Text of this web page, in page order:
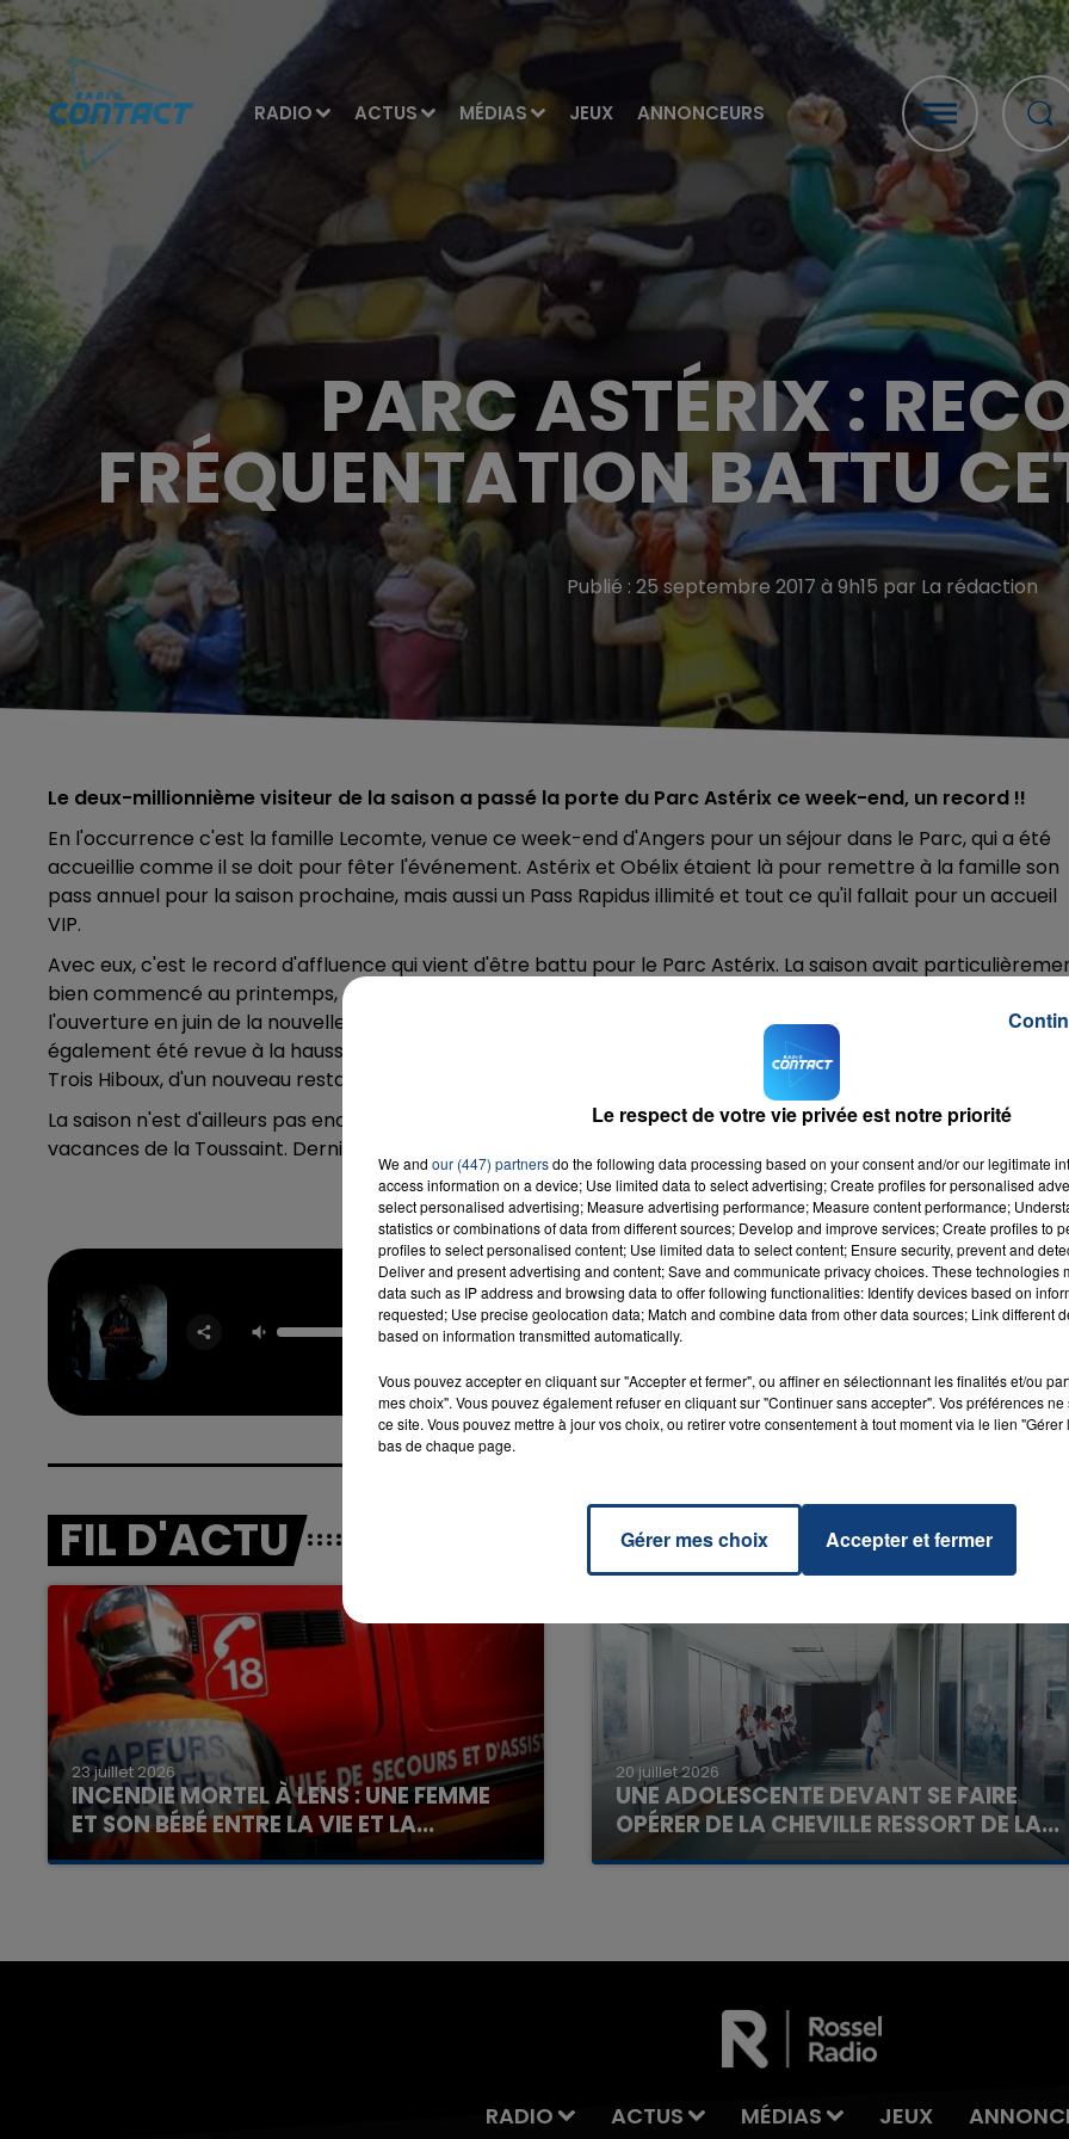
RADIO ACTUS MÉDIAS JEUX ANNONCEURS
PARC ASTÉRIX :
FRÉQUENTATION BATTU
Publié : 25 septembre 2017 à 9h15 par La rédaction
Le deux-millionnième visiteur de la saison a passé la porte du Parc Astérix ce week-end, un record !!
En l'occurrence c'est la famille Lecomte, venue ce week-end d'Angers pour un séjour dans le Parc, qui a été
accueillie comme il se doit pour fêter l'événement. Astérix et Obélix étaient là pour remettre à la famille son
pass annuel pour la saison prochaine, mais aussi un Pass Rapidus illimité et tout ce qu'il fallait pour un accueil
VIP.
Avec eux, c'est le record d'affluence qui vient d'être battu pour le Parc Astérix. La saison avait
bien commencé au printemps, grâce à une météo très favorable. Elle s'est bien poursuivie ensuite, avec
l'ouverture en juin de la nouvelle attraction Pégase Express. La capacité d'accueil en hébergement a
également été revue à la hausse avec l'ouverture d'une 50aine de chambres supplémentaires à l'hôtel des
Trois Hiboux, d'un nouveau restaurant et d'un nouvel espace de séminaire d'entreprises.
La saison n'est d'ailleurs pas encore terminée, elle se poursuit uniquement pendant les week-end et les
vacances de la Toussaint. Dernier jour d'ouverture avant la fermeture hivernale : le 5 novembre 2017.
Bob Marley
DADJU
RADIO CONTACT
FIL D'ACTU
23 juillet 2026
INCENDIE MORTEL À LENS : UNE FEMME
ET SON BÉBÉ ENTRE LA VIE ET LA...
Un homme s'est immolé par le feu après avoir
20 juillet 2026
UNE ADOLESCENTE DEVANT SE FAIRE
OPÉRER DE LA CHEVILLE RESSORT DE LA...
La famille a porté plainte contre la clinique qui a
7h00 - 11h00
La Team de l'été
RADIO ACTUS MÉDIAS JEUX
Le respect de votre vie privée est notre priorité
We and our (447) partnersdo the following data processing based on your consent and/or our legitimate
access information on a device; Use limited data to select advertising; Create profiles for personalised
select personalised advertising; Measure advertising performance; Measure content performance;
statistics or combinations of data from different sources; Develop and improve services; Create profiles to
profiles to select personalised content; Use limited data to select content; Ensure security, prevent and
Deliver and present advertising and content; Save and communicate privacy choices. These technologies
data such as IP address and browsing data to offer following functionalities: Identify devices based on
requested; Use precise geolocation data; Match and combine data from other data sources; Link different
based on information transmitted automatically.
Vous pouvez accepter en cliquant sur "Accepter et fermer", ou affiner en sélectionnant les finalités et/ou
mes choix". Vous pouvez également refuser en cliquant sur "Continuer sans accepter". Vos préférences
ce site. Vous pouvez mettre à jour vos choix, ou retirer votre consentement à tout moment via le lien
bas de chaque page.
Gérer mes choix Accepter et fermer